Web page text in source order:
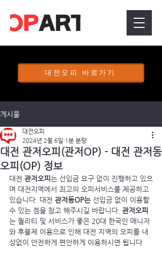
대전오피 바로가기
게시물
대전 관저오피(관저OP) - 대전 관저동
오피(OP) 정보
대전오피
2024년 2월 6일 1분 분량
대전 관저오피는 선입금 요구 없이 진행하고 있으
며 대전지역에서 최고의 오피서비스를 제공하고
있습니다. 대전 관저동OP는 선입금 없이 이용할
수 있는 점을 참고 해주시길 바랍니다. 관저오피
는 퀄리티 및 서비스가 좋은 20대 한국인 매니저
와 후불제 이용으로 인해 대전 지역의 오피를 내
상없이 안전하게 편안하게 이용하시면 됩니다